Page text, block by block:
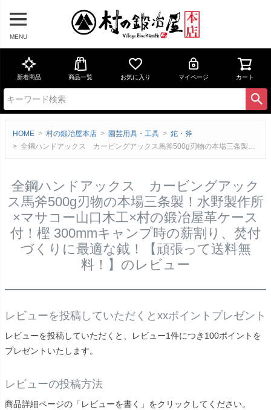
MENU
新着商品 商品一覧 お気に入り マイページ カート
HOME 村の鍛冶屋本店 園芸用具・工具
鉈・斧
全鋼ハンドアックス カービングアックス馬斧500g刃物の本場三条製！水野製作所×マサコー山口木工×村の鍛冶屋革ケース付！樫 300mmキャンプ時の薪割り、焚付づくりに最適な鉞！【頑張って送料無料！】のレビュー
全鋼ハンドアックス カービングアック
ス馬斧500g刃物の本場三条製！水野製作所
×マサコー山口木工×村の鍛冶屋革ケース
付！樫 300mmキャンプ時の薪割り、焚付
づくりに最適な鉞！【頑張って送料無
料！】のレビュー
レビューを投稿していただくとxxポイントプレゼント
レビューを投稿していただくと、レビュー1件につき100ポイントを
プレゼントいたします。
レビューの投稿方法
商品詳細ページの「レビューを書く」をクリックしてください。